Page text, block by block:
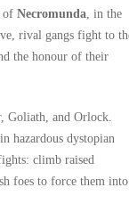
of Necromunda , in the
rival gangs fight to
the honour of their
Goliath, and Orlock.
hazardous dystopian
climb raised
foes to force them into